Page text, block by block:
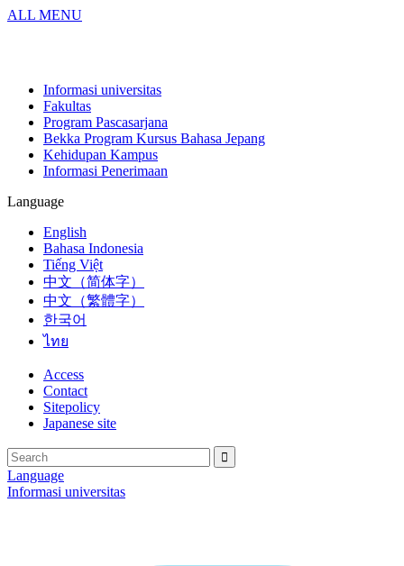
ALL MENU
Informasi universitas
Fakultas
Program Pascasarjana
Bekka Program Kursus Bahasa Jepang
Kehidupan Kampus
Informasi Penerimaan
Language
English
Bahasa Indonesia
Tiếng Việt
中文（简体字）
中文（繁體字）
한국어
ไทย
Access
Contact
Sitepolicy
Japanese site
Language
Informasi universitas